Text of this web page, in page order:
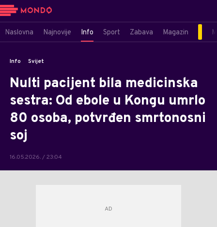
Naslovna Najnovije Info Sport Zabava Magazin
Info Svijet
Nulti pacijent bila medicinska
sestra: Od ebole u Kongu umrlo
80 osoba, potvrđen smrtonosni
soj
16.05.2026. / 23:04